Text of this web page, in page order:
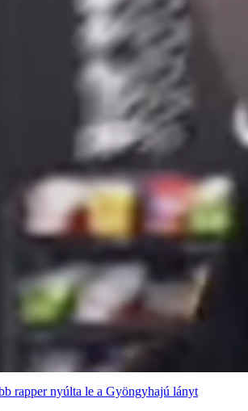
rapper nyúlta le a Gyöngyhajú lányt